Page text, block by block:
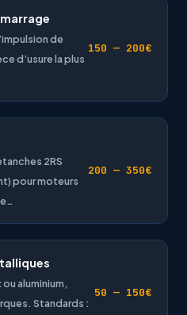
de
d’usure la plus
150 — 200€
2RS
pour moteurs
200 — 350€
aluminium,
Standards :
50 — 150€